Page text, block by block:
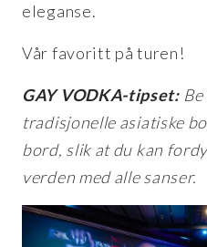
eleganse.
Vår favoritt på turen!
GAY VODKA-tipset:Be
tradisjonelle asiatiske
bord, slik at du kan
verden med alle sanser.